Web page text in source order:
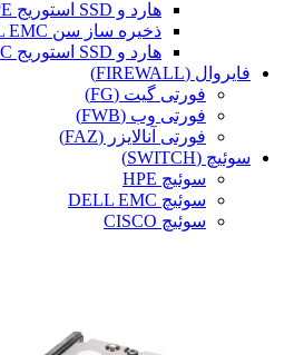
هارد و SSD استوریج HPE
ذخیره ساز سن DELL EMC
هارد و SSD استوریج DELL EMC
فایروال (FIREWALL)
فورتی گیت (FG)
فورتی وب (FWB)
فورتی آنالایزر (FAZ)
سوئیچ (SWITCH)
سوئیچ HPE
سوئیچ DELL EMC
سوئیچ CISCO